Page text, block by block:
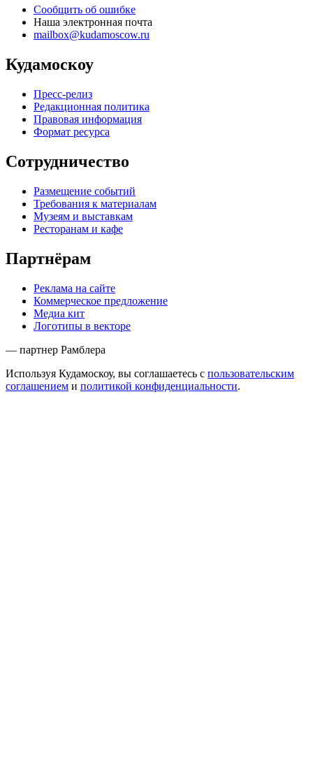
Сообщить об ошибке
Наша электронная почта
mailbox@kudamoscow.ru
Кудамоскоу
Пресс-релиз
Редакционная политика
Правовая информация
Формат ресурса
Сотрудничество
Размещение событий
Требования к материалам
Музеям и выставкам
Ресторанам и кафе
Партнёрам
Реклама на сайте
Коммерческое предложение
Медиа кит
Логотипы в векторе
— партнер Рамблера
Используя Кудамоскоу, вы соглашаетесь с пользовательским
соглашением и политикой конфиденциальности.